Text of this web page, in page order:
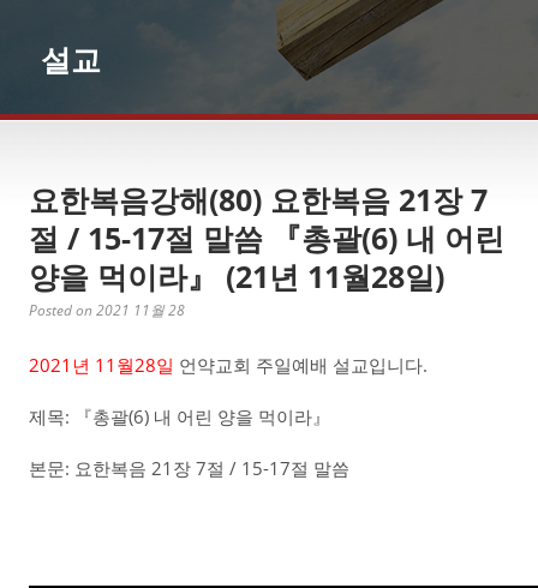
설교
요한복음강해(80) 요한복음 21장 7
절 / 15-17절 말씀 『총괄(6) 내 어린
양을 먹이라』 (21년 11월28일)
Posted on 2021 11월 28
2021년 11월28일 언약교회 주일예배 설교입니다.
제목: 『총괄(6) 내 어린 양을 먹이라』
본문: 요한복음 21장 7절 / 15-17절 말씀